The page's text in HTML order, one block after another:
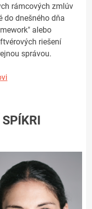
rámcových zmlúv
do dnešného dňa
alebo
riešení
správou.